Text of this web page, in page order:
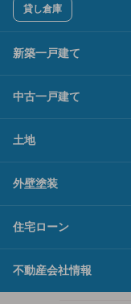
貸し倉庫
新築一戸建て
中古一戸建て
土地
外壁塗装
住宅ローン
不動産会社情報